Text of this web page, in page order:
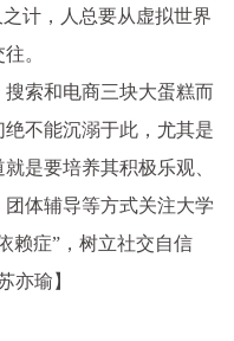
计，人总要从虚拟世界
。
索和电商三块大蛋糕而
不能沉溺于此，尤其是
是要培养其积极乐观、
体辅导等方式关注大学
赖症”，树立社交自信
亦瑜】